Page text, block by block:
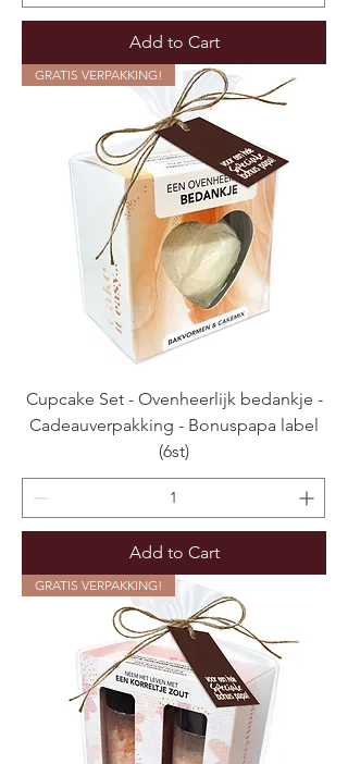
Add to Cart
GRATIS VERPAKKING!
Cupcake Set - Ovenheerlijk bedankje -
Cadeauverpakking - Bonuspapa label
(6st)
Add to Cart
GRATIS VERPAKKING!